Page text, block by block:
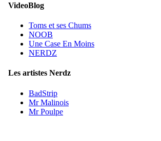
VideoBlog
Toms et ses Chums
NOOB
Une Case En Moins
NERDZ
Les artistes Nerdz
BadStrip
Mr Malinois
Mr Poulpe